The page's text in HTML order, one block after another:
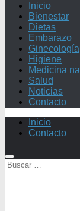
Inicio
Bienestar
Dietas
Embarazo
Ginecología
Higiene
Medicina
Salud
Noticias
Contacto
Inicio
Contacto
Buscar: